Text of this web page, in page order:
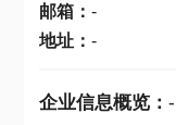
邮箱： -
地址： -
企业信息概览： -